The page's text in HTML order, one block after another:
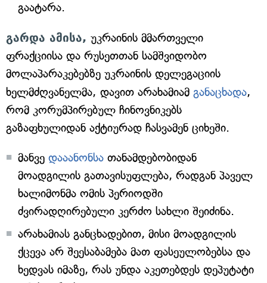
გაატარა.
გარდა ამისა, უკრაინის მმართველი
ფრაქციისა და რუსეთთან სამშვიდობო
მოლაპარაკებებზე უკრაინის დელეგაციის
ხელმძღვანელმა, დავით არახამიამ განაცხადა,
რომ კორუმპირებულ ჩინოვნიკებს
გაზაფხულიდან აქტიურად ჩასვამენ ციხეში.
მანვე დააანონსა თანამდებობიდან
მოადგილის გათავისუფლება, რადგან პაველ
ხალიმონმა ომის პერიოდში
ძვირადღირებული კერძო სახლი შეიძინა.
არახამიას განცხადებით, მისი მოადგილის
ქცევა არ შეესაბამება მათ ფასეულობებსა და
ხედვას იმაზე, რას უნდა აკეთებდეს დეპუტატი